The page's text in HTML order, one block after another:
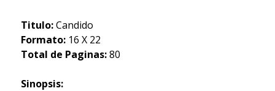
Titulo:Candido
Formato:16 X 22
Total de Paginas:80
Sinopsis: